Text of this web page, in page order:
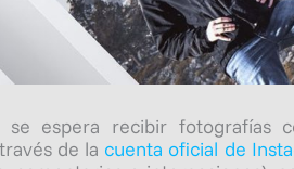
se espera recibir
de la cuenta oficial de